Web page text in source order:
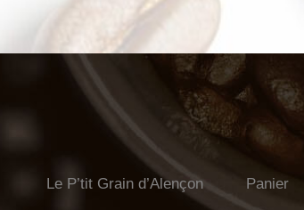
Le P’tit Grain d’Alençon Panier